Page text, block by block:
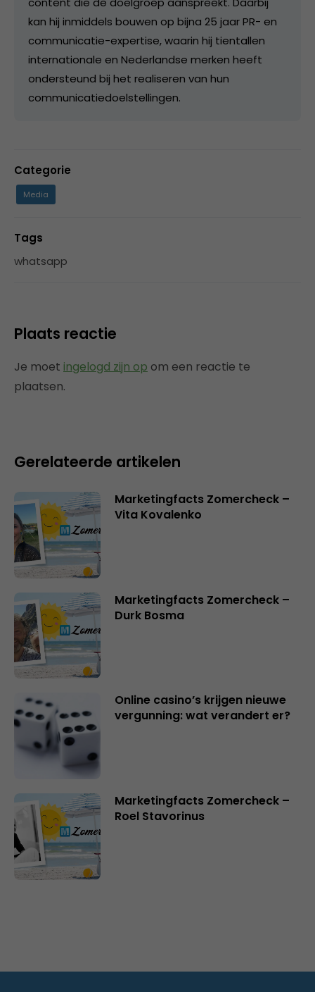
kan hij inmiddels bouwen op bijna 25 jaar PR- en
communicatie-expertise, waarin hij tientallen
internationale en Nederlandse merken heeft
ondersteund bij het realiseren van hun
communicatiedoelstellingen.
Categorie
Media
Tags
whatsapp
Plaats reactie
Je moet ingelogd zijn op om een reactie te
plaatsen.
Gerelateerde artikelen
Marketingfacts Zomercheck –
Vita Kovalenko
Marketingfacts Zomercheck –
Durk Bosma
Online casino’s krijgen nieuwe
vergunning: wat verandert er?
Marketingfacts Zomercheck –
Roel Stavorinus